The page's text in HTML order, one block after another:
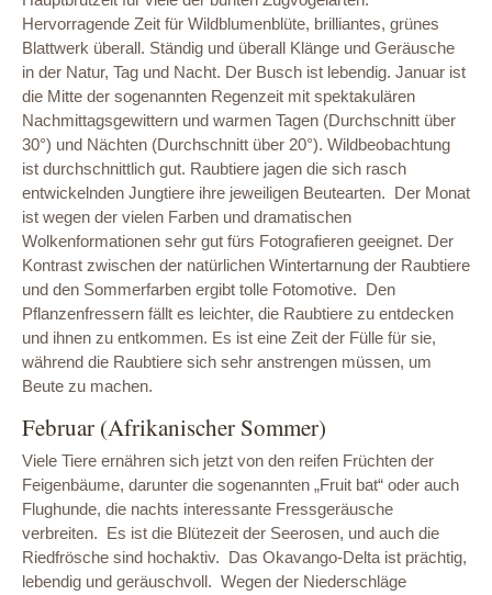
Hervorragende Zeit für Wildblumenblüte, brilliantes, grünes
Blattwerk überall. Ständig und überall Klänge und Geräusche
in der Natur, Tag und Nacht. Der Busch ist lebendig. Januar ist
die Mitte der sogenannten Regenzeit mit spektakulären
Nachmittagsgewittern und warmen Tagen (Durchschnitt über
30°) und Nächten (Durchschnitt über 20°). Wildbeobachtung
ist durchschnittlich gut. Raubtiere jagen die sich rasch
entwickelnden Jungtiere ihre jeweiligen Beutearten. Der Monat
ist wegen der vielen Farben und dramatischen
Wolkenformationen sehr gut fürs Fotografieren geeignet. Der
Kontrast zwischen der natürlichen Wintertarnung der Raubtiere
und den Sommerfarben ergibt tolle Fotomotive. Den
Pflanzenfressern fällt es leichter, die Raubtiere zu entdecken
und ihnen zu entkommen. Es ist eine Zeit der Fülle für sie,
während die Raubtiere sich sehr anstrengen müssen, um
Beute zu machen.
Februar (Afrikanischer Sommer)
Viele Tiere ernähren sich jetzt von den reifen Früchten der
Feigenbäume, darunter die sogenannten „Fruit bat“ oder auch
Flughunde, die nachts interessante Fressgeräusche
verbreiten. Es ist die Blütezeit der Seerosen, und auch die
Riedfrösche sind hochaktiv. Das Okavango-Delta ist prächtig,
lebendig und geräuschvoll. Wegen der Niederschläge